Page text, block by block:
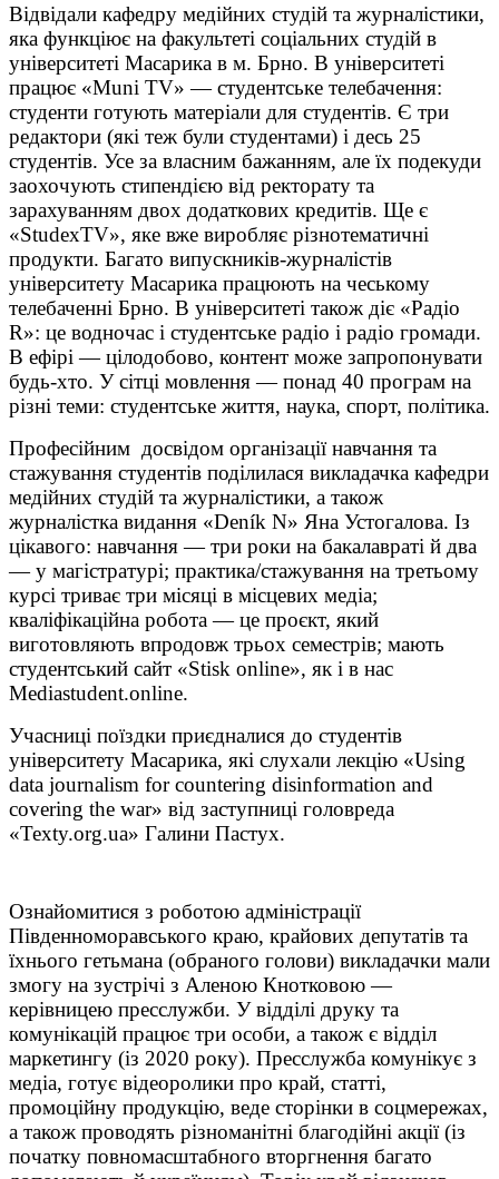
Відвідали кафедру медійних студій та журналістики,
яка функціює на факультеті соціальних студій в
університеті Масарика в м. Брно. В університеті
працює «Muni TV» — студентське телебачення:
студенти готують матеріали для студентів. Є три
редактори (які теж були студентами) і десь 25
студентів. Усе за власним бажанням, але їх подекуди
заохочують стипендією від ректорату та
зарахуванням двох додаткових кредитів. Ще є
«StudexTV», яке вже виробляє різнотематичні
продукти. Багато випускників-журналістів
університету Масарика працюють на чеському
телебаченні Брно. В університеті також діє «Радіо
R»: це водночас і студентське радіо і радіо громади.
В ефірі — цілодобово, контент може запропонувати
будь-хто. У сітці мовлення — понад 40 програм на
різні теми: студентське життя, наука, спорт, політика.
Професійним досвідом організації навчання та
стажування студентів поділилася викладачка кафедри
медійних студій та журналістики, а також
журналістка видання «Deník N» Яна Устогалова. Із
цікавого: навчання — три роки на бакалавраті й два
— у магістратурі; практика/стажування на третьому
курсі триває три місяці в місцевих медіа;
кваліфікаційна робота — це проєкт, який
виготовляють впродовж трьох семестрів; мають
студентський сайт «Stisk online», як і в нас
Mediastudent.online.
Учасниці поїздки приєдналися до студентів
університету Масарика, які слухали лекцію «Using
data journalism for countering disinformation and
covering the war» від заступниці головреда
«Texty.org.ua» Галини Пастух.
Ознайомитися з роботою адміністрації
Південноморавського краю, крайових депутатів та
їхнього гетьмана (обраного голови) викладачки мали
змогу на зустрічі з Аленою Кнотковою —
керівницею пресслужби. У відділі друку та
комунікацій працює три особи, а також є відділ
маркетингу (із 2020 року). Пресслужба комунікує з
медіа, готує відеоролики про край, статті,
промоційну продукцію, веде сторінки в соцмережах,
а також проводять різноманітні благодійні акції (із
початку повномасштабного вторгнення багато